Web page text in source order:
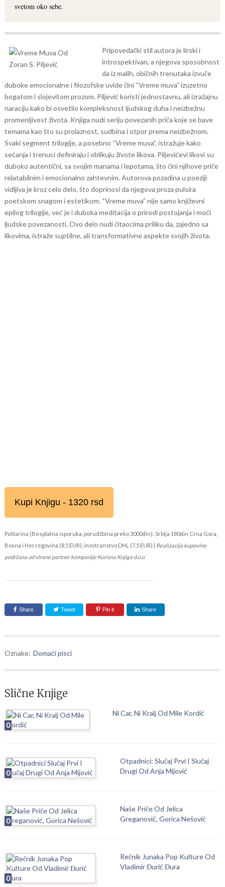
svetom oko sebe.
Pripovedački stil autora je lirski i
introspektivan, a njegova sposobnost
da iz malih, običnih trenutaka izvuče
duboke emocionalne i filozofske uvide čini “Vreme muva” izuzetno
bogatom i slojevitom prozom. Piljević koristi jednostavnu, ali izražajnu
naraciju kako bi osvetlio kompleksnost ljudskog duha i neizbežnu
promenljivost života. Knjiga nudi seriju povezanih priča koje se bave
temama kao što su prolaznost, sudbina i otpor prema neizbežnom.
Svaki segment trilogije, a posebno “Vreme muva”, istražuje kako
sećanja i trenuci definiraju i oblikuju živote likova. Piljevićevi likovi su
duboko autentični, sa svojim manama i lepotama, što čini njihove priče
relatabilnim i emocionalno zahtevnim. Autorova pozadina u poeziji
vidljiva je kroz celo delo, što doprinosi da njegova proza pulsira
poetskom snagom i estetikom. “Vreme muva” nije samo književni
epilog trilogije, već je i duboka meditacija o prirodi postojanja i moći
ljudske povezanosti. Ovo delo nudi čitaocima priliku da, zajedno sa
likovima, istraže suptilne, ali transformativne aspekte svojih života.
Kupi Knjigu - 1320 rsd
Poštarina (Besplatna isporuka, porudžbina preko 3000din): Srbija 180din Crna Gora,
Bosna i Hercegovina (8,5 EUR), inostranstvo DHL (7,5 EUR) | Realizacija kupovine
podržana od strane partner kompanije Korisna Knjiga d.o.o
Share Tweet Pin it Share
Oznake: Domaći pisci
Slične Knjige
0
Ni Car, Ni Kralj Od Mile Kordić
0
Otpadnici: Slučaj Prvi I Slučaj
Drugi Od Anja Mijović
0
Naše Priče Od Jelica
Greganović, Gorica Nešović
0
Rečnik Junaka Pop Kulture Od
Vladimir Đurić Đura